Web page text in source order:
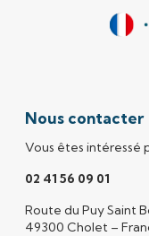
Nous contacter
Vous êtes intéressé
02 41 56 09 01
Route du Puy Saint
49300 Cholet –